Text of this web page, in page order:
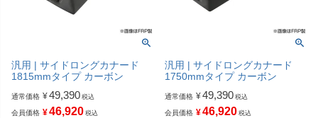
汎用 | サイドロングカナード
1815mmタイプ カーボン
通常価格 ¥49,390 税込
会員価格 ¥46,920 税込
汎用 | サイドロングカナード
1750mmタイプ カーボン
通常価格 ¥49,390 税込
会員価格 ¥46,920 税込